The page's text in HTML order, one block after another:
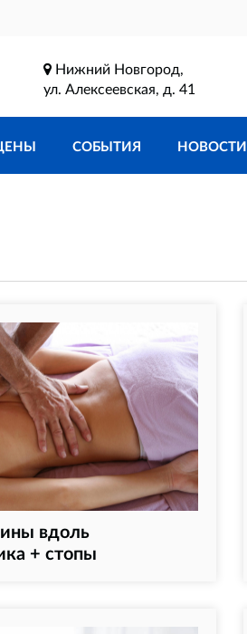
Нижний Новгород,
ул. Алексеевская, д. 41
СОБЫТИЯ НОВОСТИ
вдоль
+ стопы